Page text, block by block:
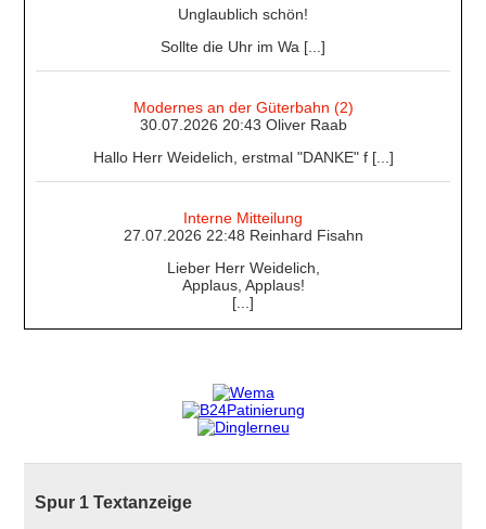
Unglaublich schön!
Sollte die Uhr im Wa [...]
Modernes an der Güterbahn (2)
30.07.2026 20:43 Oliver Raab
Hallo Herr Weidelich, erstmal "DANKE" f [...]
Interne Mitteilung
27.07.2026 22:48 Reinhard Fisahn
Lieber Herr Weidelich,
Applaus, Applaus!
[...]
Spur 1 Textanzeige